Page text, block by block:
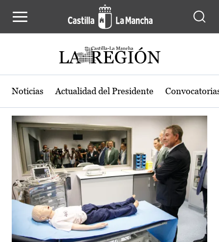
Actualidad de la región de Castilla-
Noticias Actualidad del Presidente